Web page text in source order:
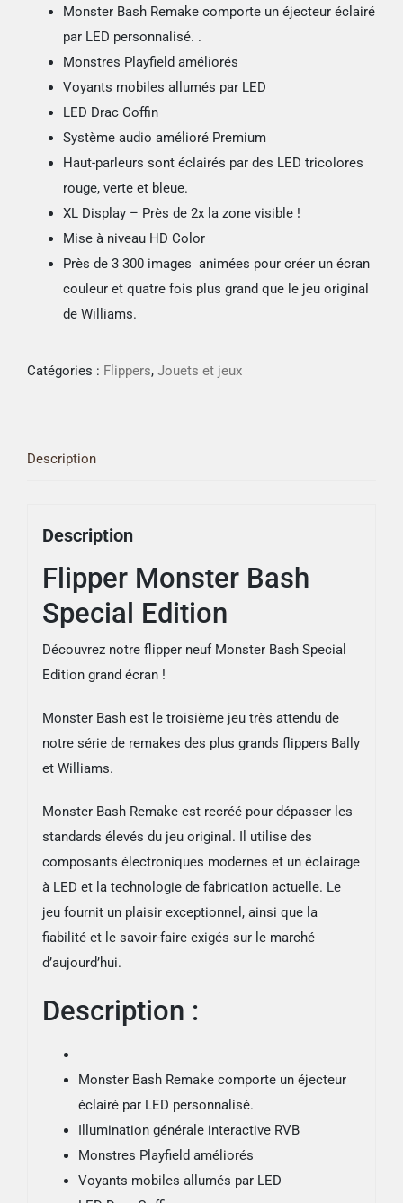
Monster Bash Remake comporte un éjecteur éclairé
par LED personnalisé. .
Monstres Playfield améliorés
Voyants mobiles allumés par LED
LED Drac Coffin
Système audio amélioré Premium
Haut-parleurs sont éclairés par des LED tricolores
rouge, verte et bleue.
XL Display – Près de 2x la zone visible !
Mise à niveau HD Color
Près de 3 300 images animées pour créer un écran
couleur et quatre fois plus grand que le jeu original
de Williams.
Catégories : Flippers, Jouets et jeux
Description
Description
Flipper Monster Bash
Special Edition
Découvrez notre flipper neuf Monster Bash Special
Edition grand écran !
Monster Bash est le troisième jeu très attendu de
notre série de remakes des plus grands flippers Bally
et Williams.
Monster Bash Remake est recréé pour dépasser les
standards élevés du jeu original. Il utilise des
composants électroniques modernes et un éclairage
à LED et la technologie de fabrication actuelle. Le
jeu fournit un plaisir exceptionnel, ainsi que la
fiabilité et le savoir-faire exigés sur le marché
d’aujourd’hui.
Description :
Monster Bash Remake comporte un éjecteur
éclairé par LED personnalisé.
Illumination générale interactive RVB
Monstres Playfield améliorés
Voyants mobiles allumés par LED